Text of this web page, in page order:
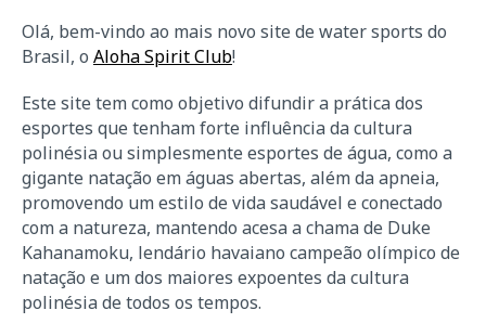
Olá, bem-vindo ao mais novo site de water sports do
Brasil, o Aloha Spirit Club!
Este site tem como objetivo difundir a prática dos
esportes que tenham forte influência da cultura
polinésia ou simplesmente esportes de água, como a
gigante natação em águas abertas, além da apneia,
promovendo um estilo de vida saudável e conectado
com a natureza, mantendo acesa a chama de Duke
Kahanamoku, lendário havaiano campeão olímpico de
natação e um dos maiores expoentes da cultura
polinésia de todos os tempos.